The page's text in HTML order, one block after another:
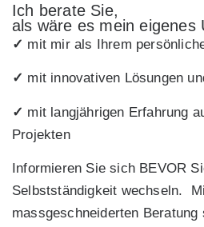
Ich berate Sie,
als wäre es mein eigenes
✓ mit mir als Ihrem
✓ mit innovativen Lösungen
✓ mit langjährigen Erfahrung
Projekten
Informieren Sie sich BEVOR
Selbstständigkeit wechseln.
massgeschneiderten Beratung